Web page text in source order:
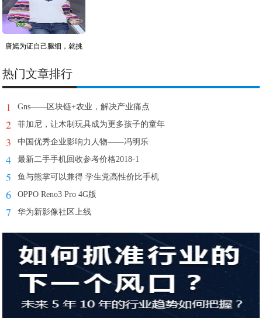
唐嫣为证自己腿细，就挑
热门文章排行
1 Gns——区块链+农业，解决产业痛点
2 菲加尼，让木制玩具成为更多孩子的童年
3 中国优秀企业影响力人物——冯明乐
4 最新二手手机回收参考价格2018-1
5 鱼与熊掌可以兼得 学生党高性价比手机
6 OPPO Reno3 Pro 4G版
7 华为新影像社区上线